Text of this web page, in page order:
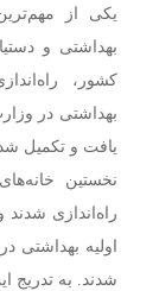
یکی از
بهداشتی و
کشور،
بهداشتی در
یافت و تکمیل
راه‌اندازی شدند
اولیه بهداشتی
شدند. به تدریج